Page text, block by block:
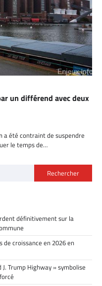
un différend avec deux
a été contraint de suspendre
le temps de…
Rechercher
définitivement sur la
de croissance en 2026 en
Trump Highway » symbolise